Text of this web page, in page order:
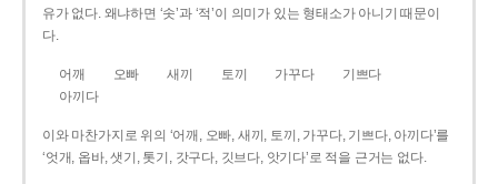
유가 없다. 왜냐하면 ‘솟’과 ‘적’이 의미가 있는 형태소가 아니기 때문이
다.
어깨 오빠 새끼 토끼 가꾸다
기쁘다
아끼다
이와 마찬가지로 위의 ‘어깨, 오빠, 새끼, 토끼, 가꾸다, 기쁘다, 아끼다’를
‘엇개, 옵바, 샛기, 톳기, 갓구다, 깃브다, 앗기다’로 적을 근거는 없다.